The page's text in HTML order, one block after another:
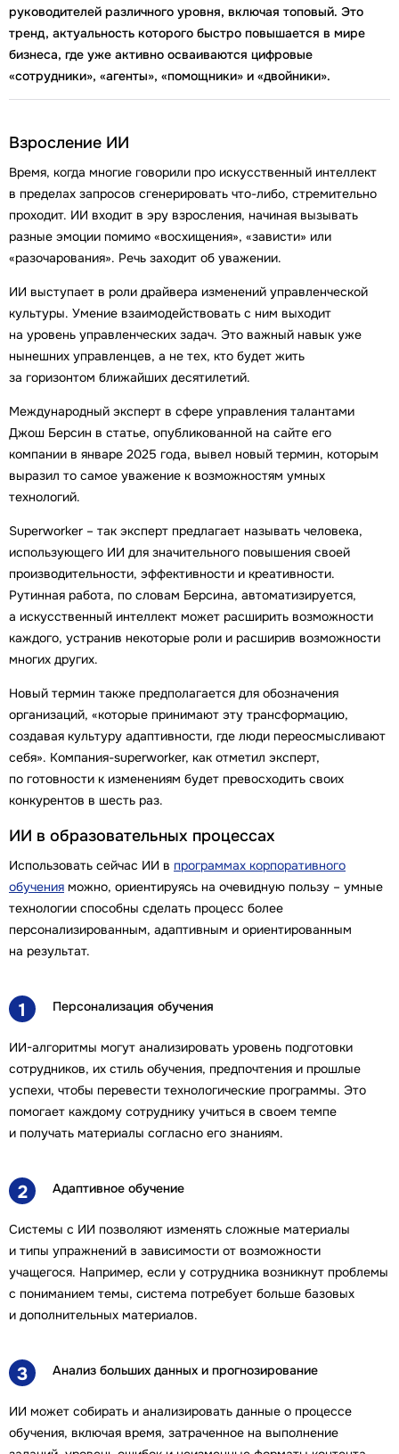
руководителей различного уровня, включая топовый. Это
тренд, актуальность которого быстро повышается в мире
бизнеса, где уже активно осваиваются цифровые
«сотрудники», «агенты», «помощники» и «двойники».
Взросление ИИ
Время, когда многие говорили про искусственный интеллект
в пределах запросов сгенерировать что-либо, стремительно
проходит. ИИ входит в эру взросления, начиная вызывать
разные эмоции помимо «восхищения», «зависти» или
«разочарования». Речь заходит об уважении.
ИИ выступает в роли драйвера изменений управленческой
культуры. Умение взаимодействовать с ним выходит
на уровень управленческих задач. Это важный навык уже
нынешних управленцев, а не тех, кто будет жить
за горизонтом ближайших десятилетий.
Международный эксперт в сфере управления талантами
Джош Берсин в статье, опубликованной на сайте его
компании в январе 2025 года, вывел новый термин, которым
выразил то самое уважение к возможностям умных
технологий.
Superworker – так эксперт предлагает называть человека,
использующего ИИ для значительного повышения своей
производительности, эффективности и креативности.
Рутинная работа, по словам Берсина, автоматизируется,
а искусственный интеллект может расширить возможности
каждого, устранив некоторые роли и расширив возможности
многих других.
Новый термин также предполагается для обозначения
организаций, «которые принимают эту трансформацию,
создавая культуру адаптивности, где люди переосмысливают
себя». Компания-superworker, как отметил эксперт,
по готовности к изменениям будет превосходить своих
конкурентов в шесть раз.
ИИ в образовательных процессах
Использовать сейчас ИИ в программах корпоративного
обучения можно, ориентируясь на очевидную пользу – умные
технологии способны сделать процесс более
персонализированным, адаптивным и ориентированным
на результат.
1 Персонализация обучения
ИИ-алгоритмы могут анализировать уровень подготовки
сотрудников, их стиль обучения, предпочтения и прошлые
успехи, чтобы перевести технологические программы. Это
помогает каждому сотруднику учиться в своем темпе
и получать материалы согласно его знаниям.
2 Адаптивное обучение
Системы с ИИ позволяют изменять сложные материалы
и типы упражнений в зависимости от возможности
учащегося. Например, если у сотрудника возникнут проблемы
с пониманием темы, система потребует больше базовых
и дополнительных материалов.
3 Анализ больших данных и прогнозирование
ИИ может собирать и анализировать данные о процессе
обучения, включая время, затраченное на выполнение